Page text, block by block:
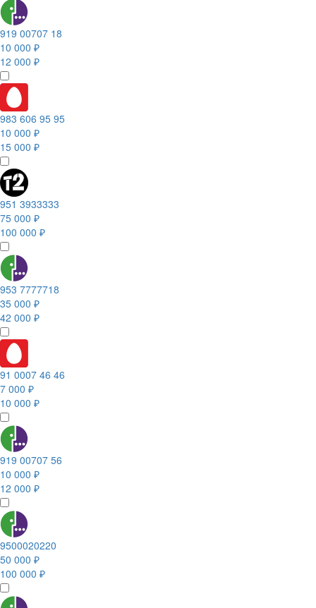
919 00707 18
10 000 ₽
12 000 ₽
983 606 95 95
10 000 ₽
15 000 ₽
951 3933333
75 000 ₽
100 000 ₽
953 7777718
35 000 ₽
42 000 ₽
91 0007 46 46
7 000 ₽
10 000 ₽
919 00707 56
10 000 ₽
12 000 ₽
9500020220
50 000 ₽
100 000 ₽